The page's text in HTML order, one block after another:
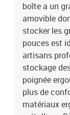
boîte a un
amovible
stocker les
pouces est
artisans
stockage
poignée
plus de
matériaux